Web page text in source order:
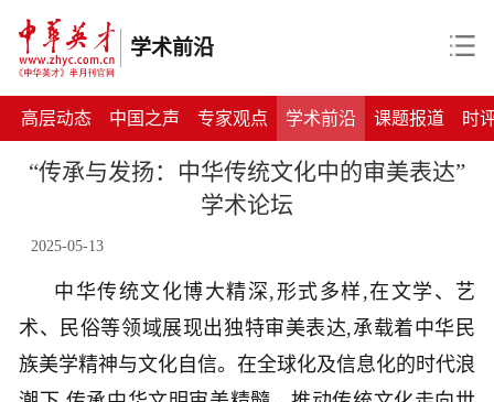
学术前沿
高层动态 中国之声 专家观点 学术前沿 课题报道 时
“传承与发扬：中华传统文化中的审美表达”
学术论坛
2025-05-13
中华传统文化博大精深,形式多样,在文学、艺
术、民俗等领域展现出独特审美表达,承载着中华民
族美学精神与文化自信。在全球化及信息化的时代浪